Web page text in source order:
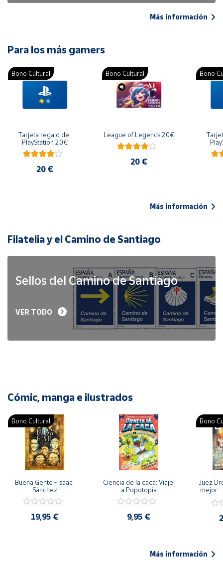
Más información
Para los más gamers
Bono Cultural
Tarjeta regalo de
PlayStation 20€
20 €
Bono Cultural
League of Legends 20€
20 €
Bono
Más información
Filatelia y el Camino de Santiago
Sellos del Camino de Santiago
VER TODO
Cómic, manga e ilustrados
Bono Cultural
Buena Gente - Isaac
Sánchez
19,95 €
Ciencia de la caca: Viaje
a Popotopía
9,95 €
Bono
Juez
mejor -
Más información